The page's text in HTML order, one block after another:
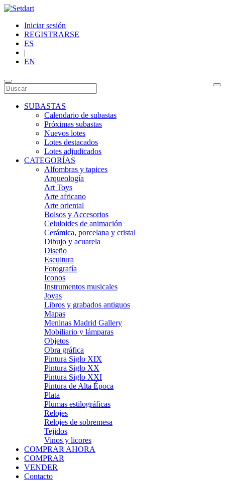
Iniciar sesión
REGISTRARSE
ES
|
EN
SUBASTAS
Calendario de subastas
Próximas subastas
Nuevos lotes
Lotes destacados
Lotes adjudicados
CATEGORÍAS
Alfombras y tapices
Arqueología
Art Toys
Arte africano
Arte oriental
Bolsos y Accesorios
Celuloides de animación
Cerámica, porcelana y cristal
Dibujo y acuarela
Diseño
Escultura
Fotografía
Iconos
Instrumentos musicales
Joyas
Libros y grabados antiguos
Mapas
Meninas Madrid Gallery
Mobiliario y lámparas
Objetos
Obra gráfica
Pintura Siglo XIX
Pintura Siglo XX
Pintura Siglo XXI
Pintura de Alta Época
Plata
Plumas estilográficas
Relojes
Relojes de sobremesa
Tejidos
Vinos y licores
COMPRAR AHORA
COMPRAR
VENDER
Contacto